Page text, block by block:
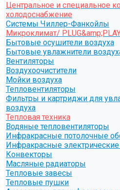
Центральное и специальное
холодоснабжение
Системы Чиллер-Фанкойлы
Микроклимат/
Бытовые осушители воздуха
Бытовые увлажнители
Вентиляторы
Воздухоочистители
Мойки воздуха
Тепловентиляторы
Фильтры и картриджи для
воздуха
Тепловая техника
Водяные тепловентиляторы
Инфракрасные потолочные
Инфракрасные электрические
Конвекторы
Масляные радиаторы
Тепловые завесы
Тепловые пушки